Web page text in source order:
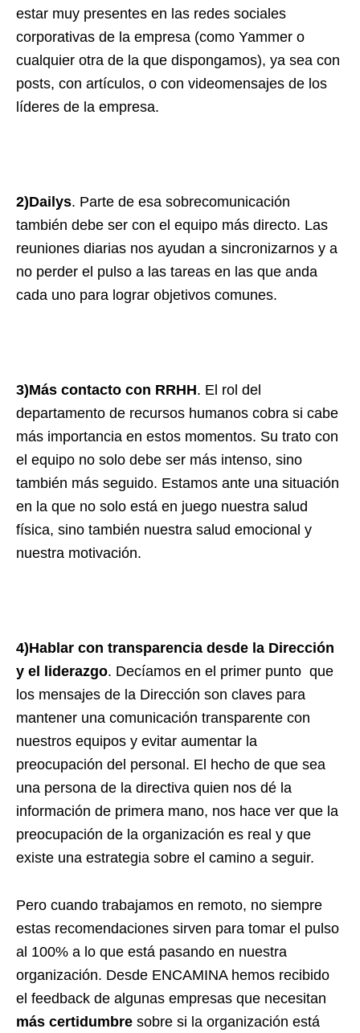
estar muy presentes en las redes sociales
corporativas de la empresa (como Yammer o
cualquier otra de la que dispongamos), ya sea con
posts, con artículos, o con videomensajes de los
líderes de la empresa.
2)Dailys. Parte de esa sobrecomunicación
también debe ser con el equipo más directo. Las
reuniones diarias nos ayudan a sincronizarnos y a
no perder el pulso a las tareas en las que anda
cada uno para lograr objetivos comunes.
3)Más contacto con RRHH. El rol del
departamento de recursos humanos cobra si cabe
más importancia en estos momentos. Su trato con
el equipo no solo debe ser más intenso, sino
también más seguido. Estamos ante una situación
en la que no solo está en juego nuestra salud
física, sino también nuestra salud emocional y
nuestra motivación.
4)Hablar con transparencia desde la Dirección
y el liderazgo. Decíamos en el primer punto que
los mensajes de la Dirección son claves para
mantener una comunicación transparente con
nuestros equipos y evitar aumentar la
preocupación del personal. El hecho de que sea
una persona de la directiva quien nos dé la
información de primera mano, nos hace ver que la
preocupación de la organización es real y que
existe una estrategia sobre el camino a seguir.
Pero cuando trabajamos en remoto, no siempre
estas recomendaciones sirven para tomar el pulso
al 100% a lo que está pasando en nuestra
organización. Desde ENCAMINA hemos recibido
el feedback de algunas empresas que necesitan
más certidumbre sobre si la organización está